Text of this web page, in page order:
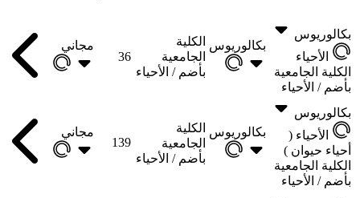
بكالوريوس
الأحياء
الكلية الجامعية
بأضم / الأحياء
بكالوريوس الكلية
الجامعية
بأضم / الأحياء
36
مجاني
بكالوريوس
الأحياء (
أحياء حيوان )
الكلية الجامعية
بأضم / الأحياء
بكالوريوس الكلية
الجامعية
بأضم / الأحياء
139
مجاني